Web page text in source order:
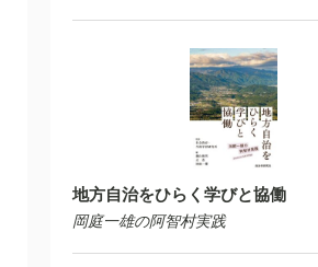
地方自治をひらく学びと協働
岡庭一雄の阿智村実践